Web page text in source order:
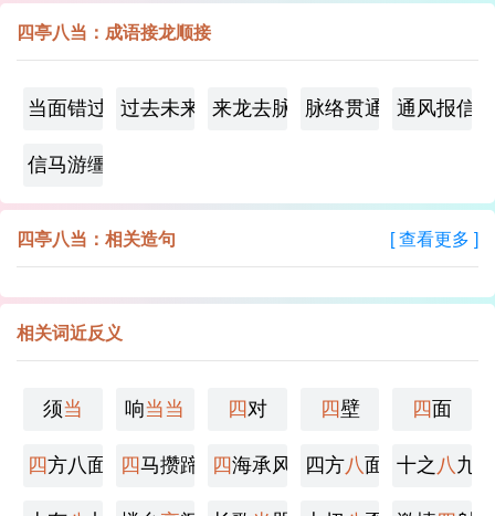
四亭八当：成语接龙顺接
当面错过 过去未来 来龙去脉 脉络贯通 通风报信
信马游缰
四亭八当：相关造句 [ 查看更多 ]
相关词近反义
须当 响当当 四对 四壁 四 面
四方八面 四马攒蹄 四海承风 四方八面 十之 八九